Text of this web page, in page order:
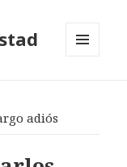
adiós